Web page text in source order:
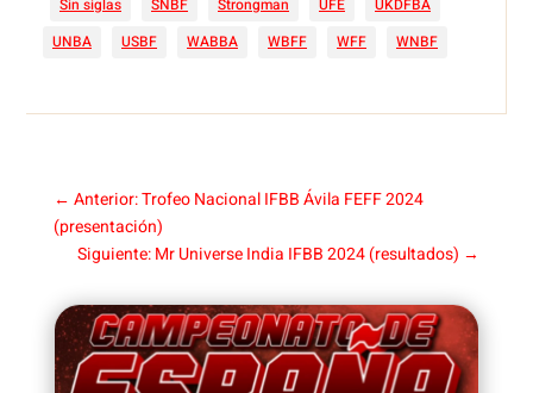
Sin siglas SNBF Strongman UFE
UKDFBA
UNBA
USBF WABBA WBFF WFF WNBF
← Anterior: Trofeo Nacional IFBB Ávila FEFF 2024
(presentación)
Siguiente: Mr Universe India IFBB 2024 (resultados) →